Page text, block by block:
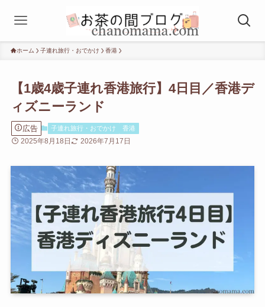
ホーム 子連れ旅行・おでかけ 香港
【1歳4歳子連れ香港旅行】4日目／香港デ
ィズニーランド
広告 子連れ旅行・おでかけ 香港
2025年8月18日 2026年7月17日